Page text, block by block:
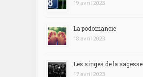
19 avril 2023
La podomancie
18 avril 2023
Les singes de la sagesse
17 avril 2023